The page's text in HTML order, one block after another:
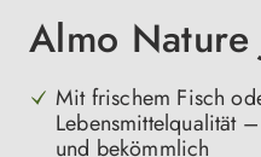
Almo Nature
Mit frischem Fisch
Lebensmittelqualität
und bekömmlich